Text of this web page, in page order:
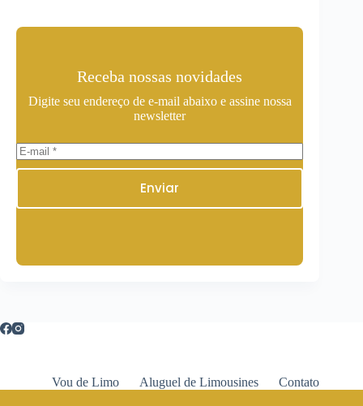
Receba nossas novidades
Digite seu endereço de e-mail abaixo e assine nossa
newsletter
Enviar
Vou de Limo Aluguel de Limousines Contato